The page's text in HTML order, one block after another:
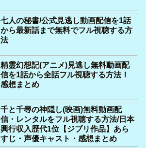
七人の秘書/公式見逃し動画配信を1話
から最新話まで無料でフル視聴する方
法
精霊幻想記(アニメ)見逃し無料動画配
信を1話から全話フル視聴する方法！
感想まとめ
千と千尋の神隠し(映画)無料動画配
信・レンタルをフル視聴する方法/日本
興行収入歴代1位【ジブリ作品】あら
すじ・声優キャスト・感想まとめ